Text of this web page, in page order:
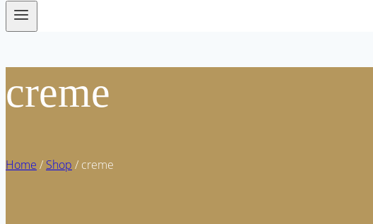
creme
Home / Shop / creme